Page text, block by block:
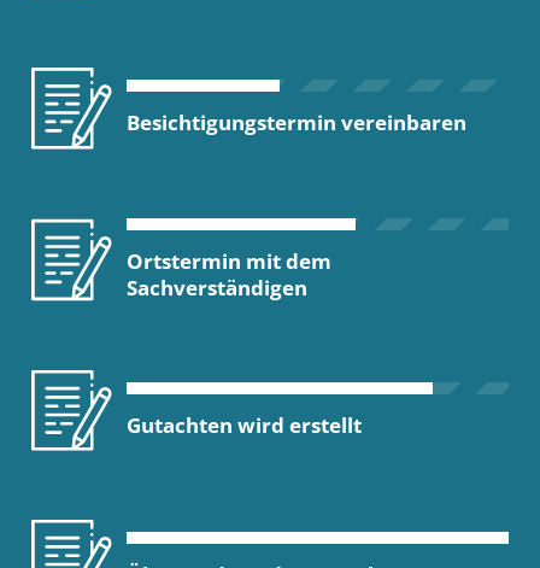
Besichtigungstermin vereinbaren
Ortstermin mit dem
Sachverständigen
Gutachten wird erstellt